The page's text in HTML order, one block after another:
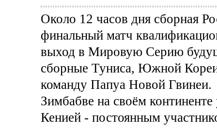
Около 12 часов дня сборная
финальный матч
выход в Мировую Серию
сборные Туниса, Южной
команду Папуа Новой Гвинеи.
Зимбабве на своём
Кенией - постоянным